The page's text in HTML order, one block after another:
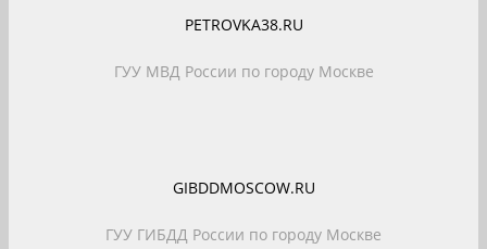
PETROVKA38.RU
ГУУ МВД России по городу Москве
GIBDDMOSCOW.RU
ГУУ ГИБДД России по городу Москве